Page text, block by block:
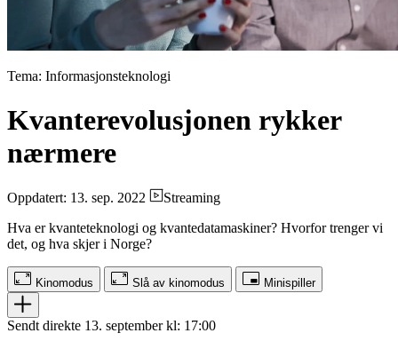
Tema: Informasjonsteknologi
Kvanterevolusjonen rykker
nærmere
Oppdatert: 13. sep. 2022
Streaming
Hva er kvanteteknologi og kvantedatamaskiner? Hvorfor trenger vi
det, og hva skjer i Norge?
Kinomodus Slå av kinomodus Minispiller
Sendt direkte 13. september kl: 17:00